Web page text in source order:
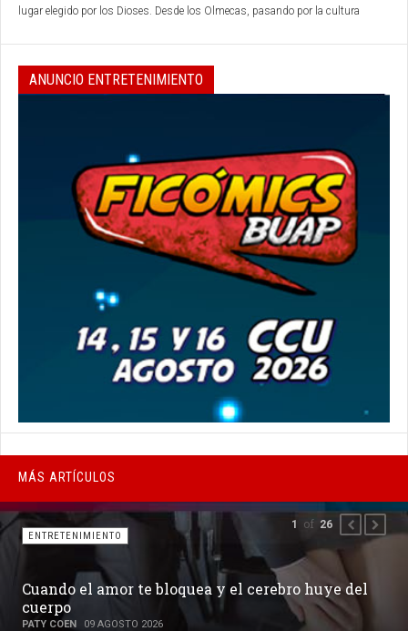
lugar elegido por los Dioses. Desde los Olmecas, pasando por la cultura
las maravillas que guarda en la espesa selva...
ANUNCIO ENTRETENIMIENTO
MÁS ARTÍCULOS
cerebro huye del
ENTRETENIMIENTO
Hierbas mágicas
18 JULIO 2026
1 of 26 PREVIOUS
NEXT